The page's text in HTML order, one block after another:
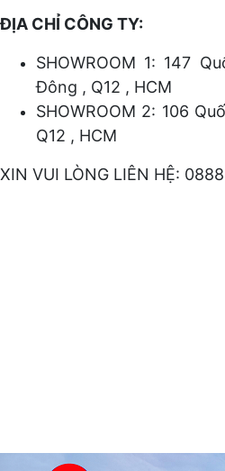
ĐỊA CHỈ CÔNG TY:
SHOWROOM 1: 147
Đông , Q12 , HCM
SHOWROOM 2: 106
Q12 , HCM
XIN VUI LÒNG LIÊN HỆ: